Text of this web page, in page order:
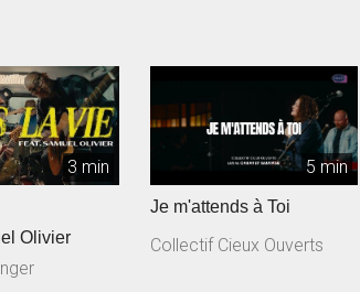
3 min
Olivier
5 min
Je m'attends à Toi
Collectif Cieux Ouverts